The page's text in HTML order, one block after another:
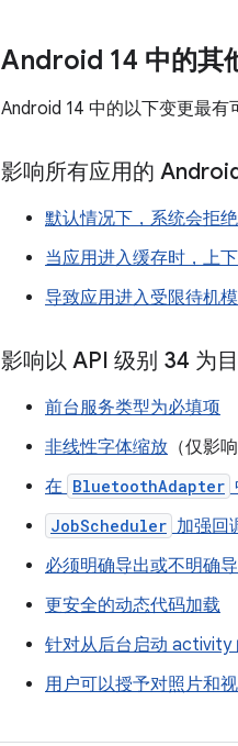
Android 14 中的其
Android 14 中的以下变更最有
影响所有应用的
默认情况下，系统会拒
当应用进入缓存时，上
导致应用进入受限待机
影响以 API 级别 34 为
前台服务类型为必填项
非线性字体缩放 （仅影
在 BluetoothAdapter
JobScheduler 加强回
必须明确导出或不明确
更安全的动态代码加载
针对从后台启动 activity
用户可以授予对照片和